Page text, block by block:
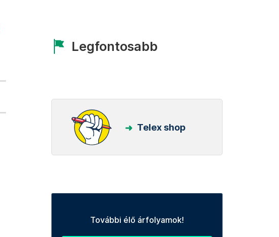
Legfontosabb
Telex shop
További élő árfolyamok!